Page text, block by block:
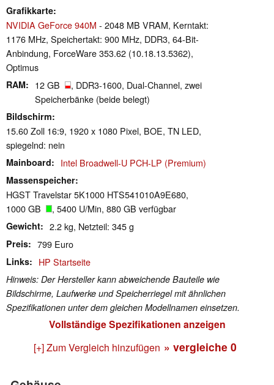
Grafikkarte
NVIDIA GeForce 940M - 2048 MB VRAM, Kerntakt:
1176 MHz, Speichertakt: 900 MHz, DDR3, 64-Bit-
Anbindung, ForceWare 353.62 (10.18.13.5362),
Optimus
RAM 12 GB
, DDR3-1600, Dual-Channel, zwei
Speicherbänke (beide belegt)
Bildschirm
15.60 Zoll 16:9, 1920 x 1080 Pixel, BOE, TN LED,
spiegelnd: nein
Mainboard Intel Broadwell-U PCH-LP (Premium)
Massenspeicher
HGST Travelstar 5K1000 HTS541010A9E680,
1000 GB
, 5400 U/Min, 880 GB verfügbar
Gewicht 2.2 kg, Netzteil: 345 g
Preis 799 Euro
Links HP Startseite
Hinweis: Der Hersteller kann abweichende Bauteile wie
Bildschirme, Laufwerke und Speicherriegel mit ähnlichen
Spezifikationen unter dem gleichen Modellnamen einsetzen.
Vollständige Spezifikationen anzeigen
[+] Zum Vergleich hinzufügen » vergleiche 0